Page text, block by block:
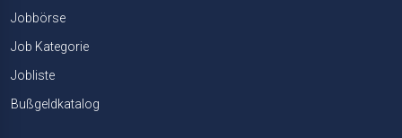
Jobbörse
Job Kategorie
Jobliste
Bußgeldkatalog